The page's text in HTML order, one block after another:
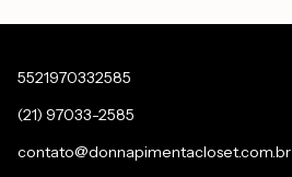
5521970332585
(21) 97033-2585
contato@donnapimentacloset.com.br